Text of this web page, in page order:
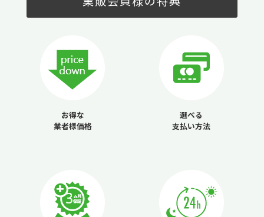
お得な
業者様価格
選べる
支払い方法